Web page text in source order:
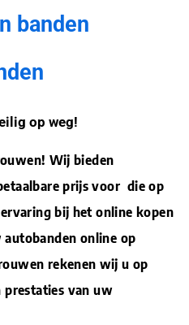
banden
op weg!
Wij bieden
prijs voor die op
bij het online kopen
online op
rekenen wij u op
prestaties van uw